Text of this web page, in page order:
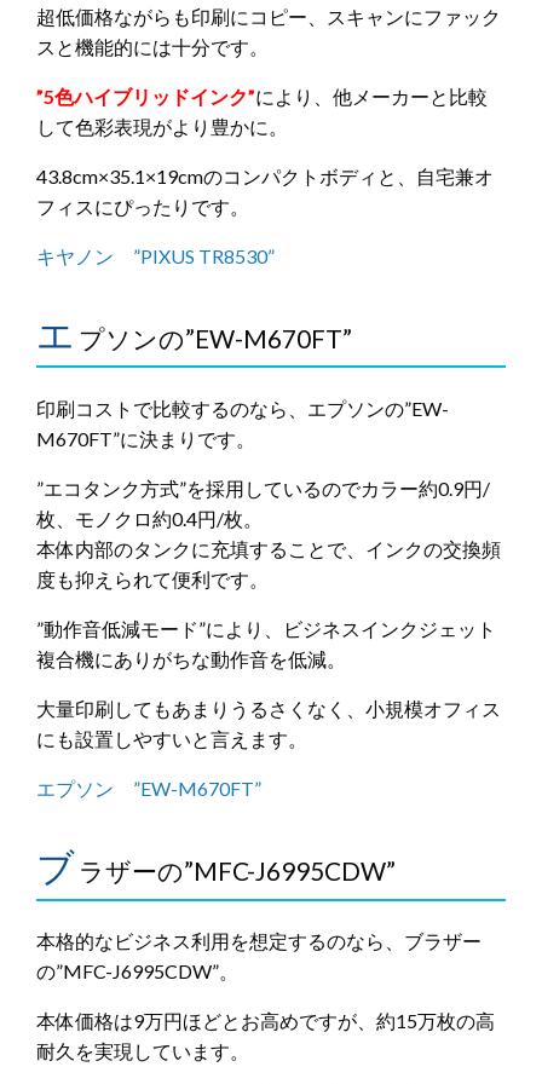
超低価格ながらも印刷にコピー、スキャンにファック
スと機能的には十分です。
”5色ハイブリッドインク”により、他メーカーと比較
して色彩表現がより豊かに。
43.8cm×35.1×19cmのコンパクトボディと、自宅兼オ
フィスにぴったりです。
キヤノン ”PIXUS TR8530”
エ プソンの”EW-M670FT”
印刷コストで比較するのなら、エプソンの”EW-
M670FT”に決まりです。
”エコタンク方式”を採用しているのでカラー約0.9円/
枚、モノクロ約0.4円/枚。
本体内部のタンクに充填することで、インクの交換頻
度も抑えられて便利です。
”動作音低減モード”により、ビジネスインクジェット
複合機にありがちな動作音を低減。
大量印刷してもあまりうるさくなく、小規模オフィス
にも設置しやすいと言えます。
エプソン ”EW-M670FT”
ブ ラザーの”MFC-J6995CDW”
本格的なビジネス利用を想定するのなら、ブラザー
の”MFC-J6995CDW”。
本体価格は9万円ほどとお高めですが、約15万枚の高
耐久を実現しています。